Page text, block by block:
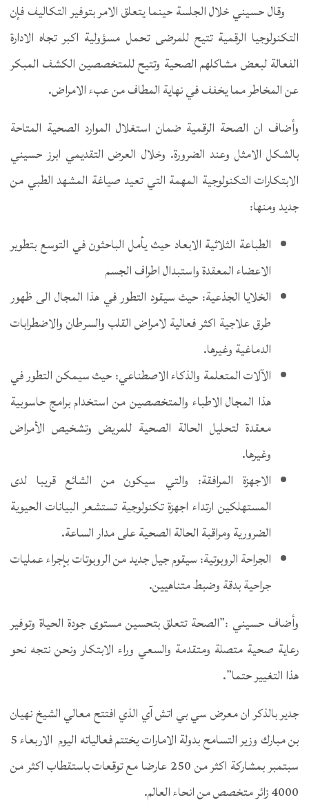
وقال حسيني خلال الجلسة حينما يتعلق الامر بتوفير التكاليف فإن
التكنولوجيا الرقمية تتيح للمرضى تحمل مسؤولية اكبر تجاه الادارة
الفعالة لبعض مشاكلهم الصحية وتتيح للمتخصصين الكشف المبكر
عن المخاطر مما يخفف في نهاية المطاف من عبء الامراض.
وأضاف ان الصحة الرقمية ضمان استغلال الموارد الصحية المتاحة
بالشكل الامثل وعند الضرورة. وخلال العرض التقديمي ابرز حسيني
الابتكارات التكنولوجية المهمة التي تعيد صياغة المشهد الطبي من
جديد ومنها:
الطباعة الثلاثية الابعاد حيث يأمل الباحثون في التوسع بتطوير
الاعضاء المعقدة واستبدال اطراف الجسم
الخلايا الجذعية: حيث سيقود التطور في هذا المجال الى ظهور
طرق علاجية اكثر فعالية لامراض القلب والسرطان والاضطرابات
الدماغية وغيرها.
الآلات المتعلمة والذكاء الاصطناعي: حيث سيمكن التطور في
هذا المجال الاطباء والمتخصصين من استخدام برامج حاسوبية
معقدة لتحليل الحالة الصحية للمريض وتشخيص الأمراض
وغيرها.
الاجهزة المرافقة: والتي سيكون من الشائع قريبا لدى
المستهلكين ارتداء اجهزة تكنولوجية تستشعر البيانات الحيوية
الضرورية ومراقبة الحالة الصحية على مدار الساعة.
الجراحة الروبوتية: سيقوم جيل جديد من الروبوتات بإجراء عمليات
جراحية بدقة وضبط متناهيين.
وأضاف حسيني :”الصحة تتعلق بتحسين مستوى جودة الحياة وتوفير
رعاية صحية متصلة ومتقدمة والسعي وراء الابتكار ونحن نتجه نحو
هذا التغيير حتما”.
جدير بالذكر ان معرض سي بي اتش آي الذي افتتح معالي الشيخ نهيان
بن مبارك وزير التسامح بدولة الامارات يختتم فعالياته اليوم الاربعاء 5
سبتمبر بمشاركة اكثر من 250 عارضا مع توقعات باستقطاب اكثر من
4000 زائر متخصص من انحاء العالم.